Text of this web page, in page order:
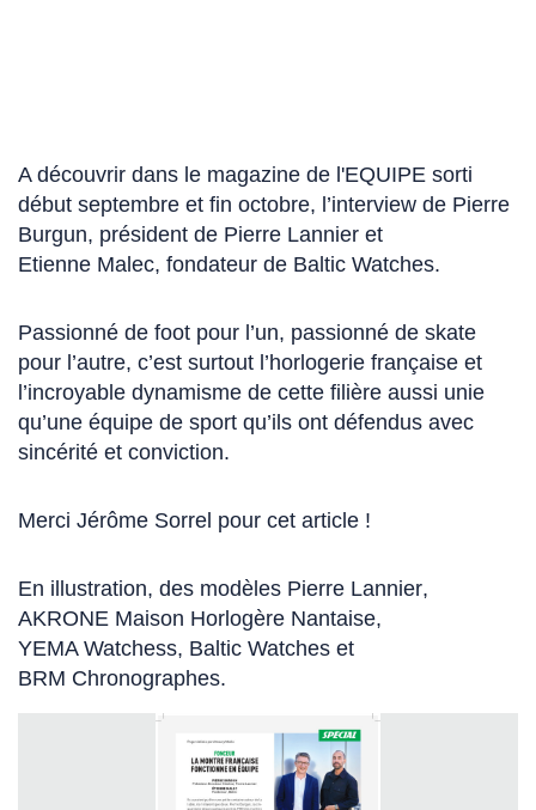
A découvrir dans le magazine de l'EQUIPE sorti
début septembre et fin octobre, l’interview de Pierre
Burgun, président de Pierre Lannier (Ce
lien
dans
un
nouvel
onglet)
et
Etienne Malec(Ce
s'ouvre
dans
un
nouvel
onglet)
, fondateur de Baltic Watches(Ce
s'ouvre
dans
un
nouvel
.
Passionné de foot pour l’un, passionné de skate
pour l’autre, c’est surtout l’horlogerie française et
l’incroyable dynamisme de cette filière aussi unie
qu’une équipe de sport qu’ils ont défendus avec
sincérité et conviction.
Merci Jérôme Sorrel (Ce
s'ouvre
dans
un
nouvel
pour cet article !
En illustration, des modèles Pierre Lannier(Ce
,
AKRONE Maison Horlogère Nantaise(Ce
,
YEMA Watches(Ce
lien
dans
nouvel
s, Baltic Watches (Ce
s'ouvre
dans
un
nouvel
et
BRM Chronographes(Ce
s'ouvre
dans
un
.